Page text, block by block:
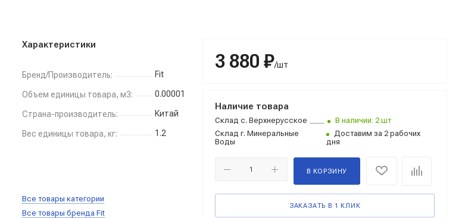
Характеристики
Бренд/Производитель: Fit
Объем единицы товара, м3: 0.00001
Страна-производитель: Китай
Вес единицы товара, кг: 1.2
Все товары категории
Все товары бренда Fit
3 880 ₽/шт
Наличие товара
Склад с. Верхнерусское
В наличии: 2 шт
Склад г. Минеральные
Воды
Доставим за 2 рабочих
дня
В КОРЗИНУ
ЗАКАЗАТЬ В 1 КЛИК